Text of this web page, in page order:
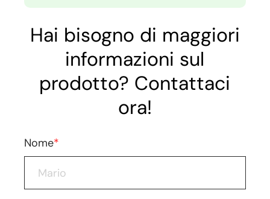
Hai bisogno di maggiori
informazioni sul
prodotto? Contattaci
ora!
Nome*